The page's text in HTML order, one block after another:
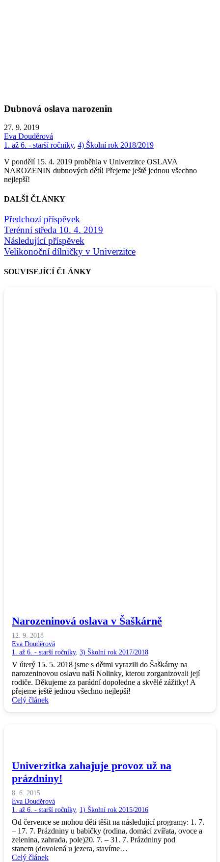
Dubnová oslava narozenin
27. 9. 2019
Eva Douděrová
1. až 6. - starší ročníky, 4) Školní rok 2018/2019
V pondělí 15. 4. 2019 proběhla v Univerzitce OSLAVA
NAROZENIN dubnových dětí! Přejeme ještě jednou všechno
nejlepší!
DALŠÍ ČLÁNKY
Předchozí příspěvek
Terénní středa 10. 4. 2019
Následující příspěvek
Velikonoční dílničky v Univerzitce
SOUVISEJÍCÍ ČLÁNKY
Narozeninová oslava v Šaškárně
12. 9. 2018
Eva Douděrová
1. až 6. - starší ročníky, 3) Školní rok 2017/2018
V úterý 15. 5. 2018 jsme s dětmi vyrazili do Šaškárny na
narozeninovou oslavu naší Nolinky, kterou zorganizovali její
rodiče. Děkujeme za parádní dopoledne a skvělé zážitky! A
přejeme ještě jednou všechno nejlepší!
Celý článek
Univerzitka zahajuje provoz už na
prázdniny!
8. 6. 2015
Eva Douděrová
1. až 6. - starší ročníky, 1) Školní rok 2015/2016
Od července se mohou děti těšit na následující programy: 1. 7.
– 17. 7. Prázdniny u babičky (rodina, domácí zvířata, ovoce a
zelenina, zahrada, pole)20. 7. – 31. 7. Prázdniny pod
stanem (dovolená u jezera, stavíme…
Celý článek